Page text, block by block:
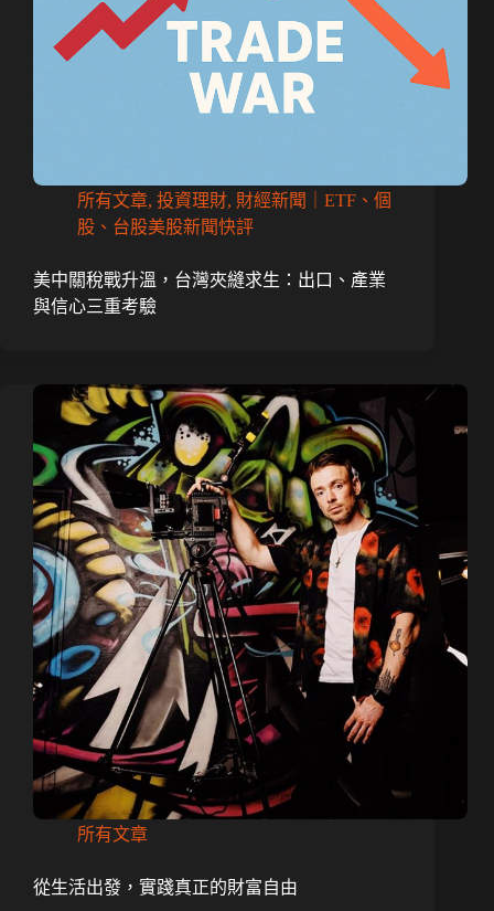
所有文章, 投資理財, 財經新聞｜ETF、個
股、台股美股新聞快評
美中關稅戰升溫，台灣夾縫求生：出口、產業
與信心三重考驗
所有文章
從生活出發，實踐真正的財富自由